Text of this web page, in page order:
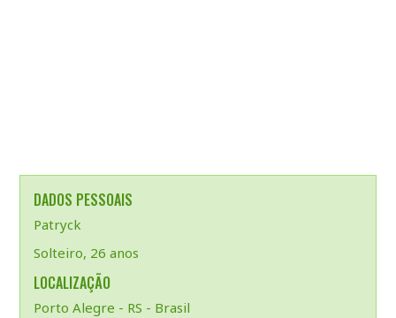
DADOS PESSOAIS
Patryck
Solteiro, 26 anos
LOCALIZAÇÃO
Porto Alegre - RS - Brasil